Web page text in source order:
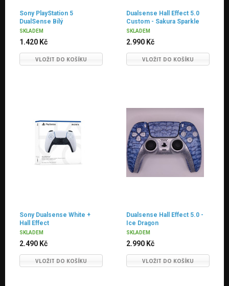
Sony PlayStation 5
DualSense Bílý
SKLADEM
1.420 Kč
VLOŽIT DO KOŠÍKU
Dualsense Hall Effect 5.0
Custom - Sakura Sparkle
/HAND MADE
SKLADEM
2.990 Kč
VLOŽIT DO KOŠÍKU
Sony Dualsense White +
Hall Effect
SKLADEM
2.490 Kč
VLOŽIT DO KOŠÍKU
Dualsense Hall Effect 5.0 -
Ice Dragon
SKLADEM
2.990 Kč
VLOŽIT DO KOŠÍKU